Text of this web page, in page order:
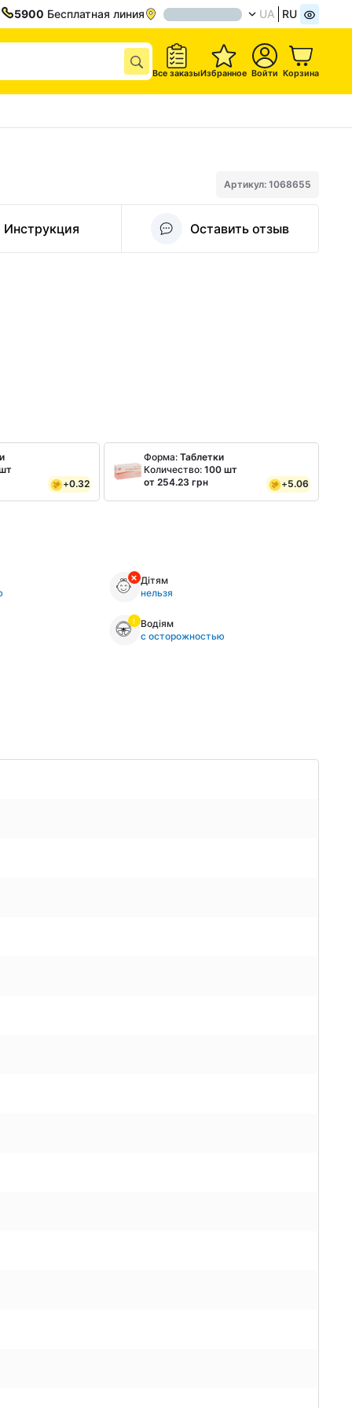
5900 Бесплатная линия UA RU
Все заказыИзбранное Войти Корзина
Артикул: 1068655
Инструкция Оставить отзыв
+0.32
Форма:Таблетки
Количество:100 шт
от 254.23 грн
+5.06
Дітям
нельзя
Водіям
с осторожностью